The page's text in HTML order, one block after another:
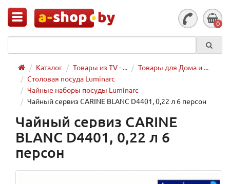
0
Каталог Товары из TV - ...
Товары для Дома и ...
Столовая посуда Luminarc
Чайные наборы посуды Luminarc
Чайный сервиз CARINE BLANC D4401, 0,22 л 6 персон
Чайный сервиз CARINE
BLANC D4401, 0,22 л 6
персон